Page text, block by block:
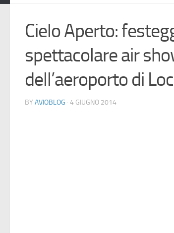
Cielo Aperto:
spettacolare air
dell’aeroporto di
BY AVIOBLOG · 4 GIUGNO 2014